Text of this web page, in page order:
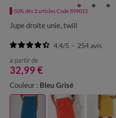
-50% dès 2 articles Code 899013
Jupe droite unie, twill
4.4/5 - 254avis
à partir de
32,99 €
Couleur : Bleu Grisé